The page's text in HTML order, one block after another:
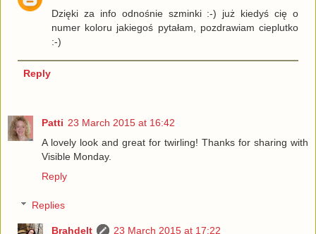
Dzięki za info odnośnie szminki :-) już kiedyś cię o
numer koloru jakiegoś pytałam, pozdrawiam cieplutko
:-)
Reply
Patti 23 March 2015 at 16:42
A lovely look and great for twirling! Thanks for sharing with
Visible Monday.
Reply
Replies
Brahdelt
23 March 2015 at 17:22